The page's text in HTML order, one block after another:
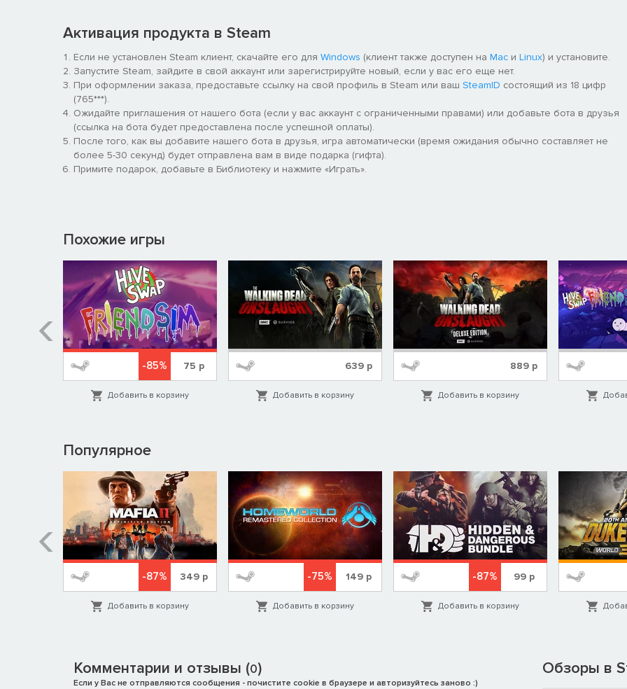
Активация продукта в Steam
Если не установлен Steam клиент, скачайте его для Windows (клиент также доступен на Mac и Linux) и установите.
Запустите Steam, зайдите в свой аккаунт или зарегистрируйте новый, если у вас его еще нет.
При оформлении заказа, предоставьте ссылку на свой профиль в Steam или ваш SteamID состоящий из 18 цифр
(765***).
Ожидайте приглашения от нашего бота (если у вас аккаунт с ограниченными правами) или добавьте бота в друзья
(ссылка на бота будет предоставлена после успешной оплаты).
После того, как вы добавите нашего бота в друзья, игра автоматически (время ожидания обычно составляет не
более 5-30 секунд) будет отправлена вам в виде подарка (гифта).
Примите подарок, добавьте в Библиотеку и нажмите «Играть».
Похожие игры
-85% 75 р
Добавить в корзину
639 р
Добавить в корзину
889 р
Добавить в корзину
Популярное
-87% 349р
Добавить в корзину
-75% 149 р
Добавить в корзину
-87% 99р
Добавить в корзину
Комментарии и отзывы (0)
Если у Вас не отправляются сообщения - почистите cookie в браузере и авторизуйтесь заново :)
Обзоры в